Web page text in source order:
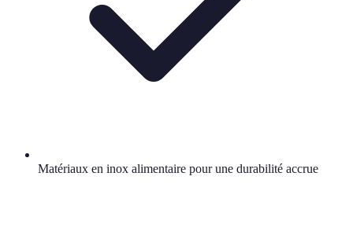
Matériaux en inox alimentaire pour une durabilité accrue